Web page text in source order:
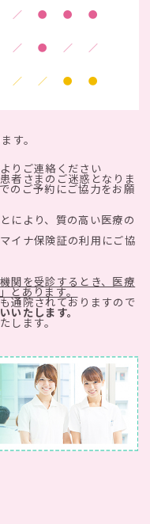
／ ● ● ●
／ ● ／ ／
／ ／ ● ●
す。
りご連絡ください
者さまのご迷惑となりま
のご予約にご協力をお願
により、質の高い医療の
イナ保険証の利用にご協
関を受診するとき、医療
とあります。
通院されておりますので
いたします。
します。